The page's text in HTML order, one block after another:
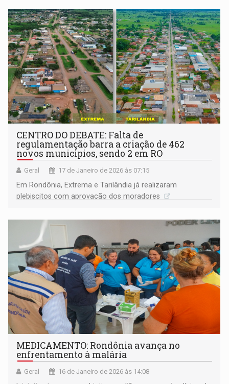
CENTRO DO DEBATE: Falta de
regulamentação barra a criação de 462
novos municípios, sendo 2 em RO
Geral 17 de Janeiro de 2026 às 07:15
Em Rondônia, Extrema e Tarilândia já realizaram
plebiscitos com aprovação dos moradores
MEDICAMENTO: Rondônia avança no
enfrentamento à malária
Geral 16 de Janeiro de 2026 às 14:08